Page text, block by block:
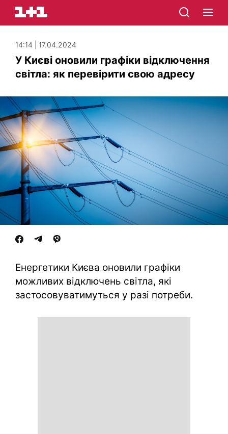
14:14 | 17.04.2024
У Києві оновили графіки відключення
світла: як перевірити свою адресу
Енергетики Києва оновили графіки
можливих відключень світла, які
застосовуватимуться у разі потреби.